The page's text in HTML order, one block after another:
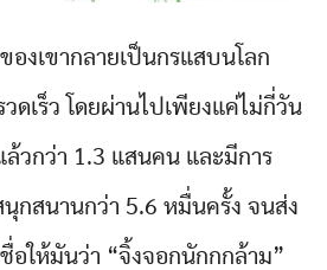
องเขากลายเป็นกรแสบนโลก
ดเร็ว โดยผ่านไปเพียงแค่ไม่กี่วัน
วกว่า 1.3 แสนคน และมีการ
กสนานกว่า 5.6 หมื่นครั้ง จนส่ง
อให้มันว่า “จิ้งจอกนักกกล้าม”